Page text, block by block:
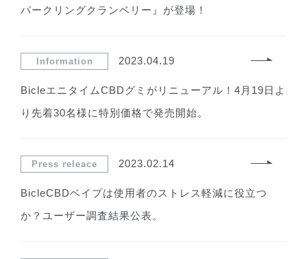
パークリングクランベリー』が登場！
Information 2023.04.19
BicleエニタイムCBDグミがリニューアル！4月19日よ
り先着30名様に特別価格で発売開始。
Press releace 2023.02.14
BicleCBDベイプは使用者のストレス軽減に役立つ
か？ユーザー調査結果公表。